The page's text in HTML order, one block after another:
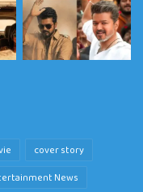
cover story
News